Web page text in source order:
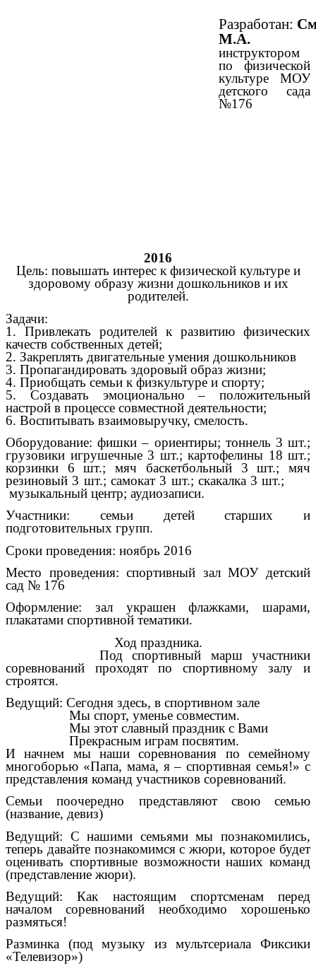
Разработан:
М.А.
инструктором
по физической
культуре МОУ
детского сада
№176
2016
Цель: повышать интерес к физической культуре и
здоровому образу жизни дошкольников и их
родителей.
Задачи:
1. Привлекать родителей к развитию физических
качеств собственных детей;
2. Закреплять двигательные умения дошкольников
3. Пропагандировать здоровый образ жизни;
4. Приобщать семьи к физкультуре и спорту;
5. Создавать эмоционально – положительный
настрой в процессе совместной деятельности;
6. Воспитывать взаимовыручку, смелость.
Оборудование: фишки – ориентиры; тоннель 3 шт.;
грузовики игрушечные 3 шт.; картофелины 18 шт.;
корзинки 6 шт.; мяч баскетбольный 3 шт.; мяч
резиновый 3 шт.; самокат 3 шт.; скакалка 3 шт.;
музыкальный центр; аудиозаписи.
Участники: семьи детей старших и
подготовительных групп.
Сроки проведения: ноябрь 2016
Место проведения: спортивный зал МОУ детский
сад № 176
Оформление: зал украшен флажками, шарами,
плакатами спортивной тематики.
Ход праздника.
Под спортивный марш участники
соревнований проходят по спортивному залу и
строятся.
Ведущий: Сегодня здесь, в спортивном зале
Мы спорт, уменье совместим.
Мы этот славный праздник с Вами
Прекрасным играм посвятим.
И начнем мы наши соревнования по семейному
многоборью «Папа, мама, я – спортивная семья!» с
представления команд участников соревнований.
Семьи поочередно представляют свою семью
(название, девиз)
Ведущий: С нашими семьями мы познакомились,
теперь давайте познакомимся с жюри, которое будет
оценивать спортивные возможности наших команд
(представление жюри).
Ведущий: Как настоящим спортсменам перед
началом соревнований необходимо хорошенько
размяться!
Разминка (под музыку из мультсериала Фиксики
«Телевизор»)